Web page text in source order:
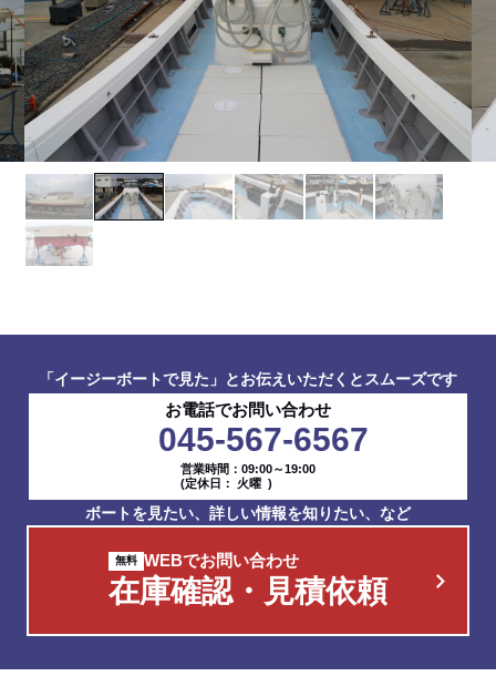
「イージーボートで見た」とお伝えいただくとスムーズです
お電話でお問い合わせ
045-567-6567
営業時間：09:00～19:00
(定休日： 火曜 )
ボートを見たい、詳しい情報を知りたい、など
WEBでお問い合わせ
在庫確認・見積依頼